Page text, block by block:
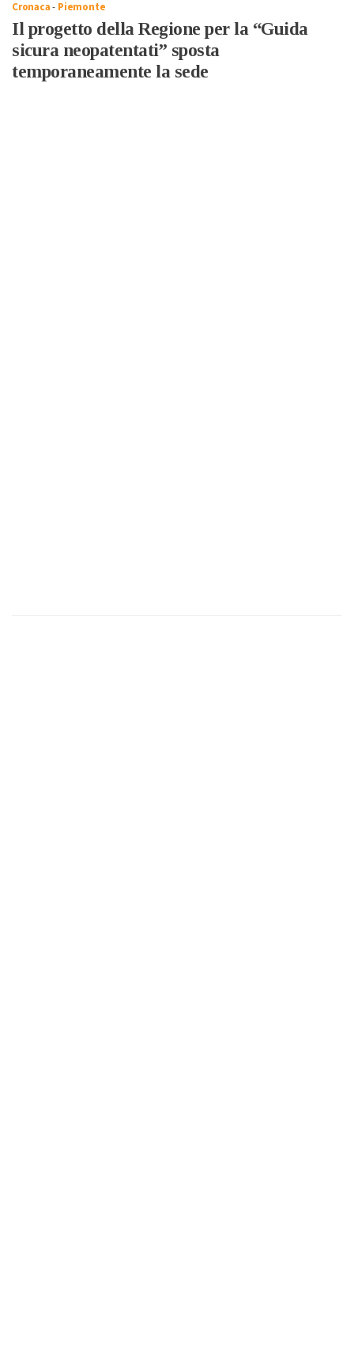
Cronaca- Piemonte
Il progetto della Regione per la “Guida
sicura neopatentati” sposta
temporaneamente la sede